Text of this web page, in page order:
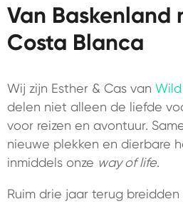
Van Baskenland
Costa Blanca
Wij zijn Esther & Cas van
delen niet alleen de liefde
voor reizen en avontuur.
nieuwe plekken en dierbare
inmiddels onze way of life.
Ruim drie jaar terug